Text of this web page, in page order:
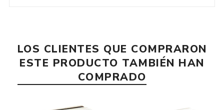
LOS CLIENTES QUE COMPRARON
ESTE PRODUCTO TAMBIÉN HAN
COMPRADO